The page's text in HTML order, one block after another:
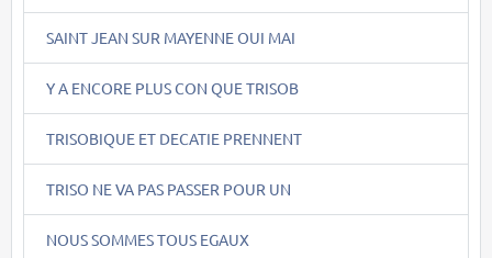
SAINT JEAN SUR MAYENNE OUI MAI
Y A ENCORE PLUS CON QUE TRISOB
TRISOBIQUE ET DECATIE PRENNENT
TRISO NE VA PAS PASSER POUR UN
NOUS SOMMES TOUS EGAUX